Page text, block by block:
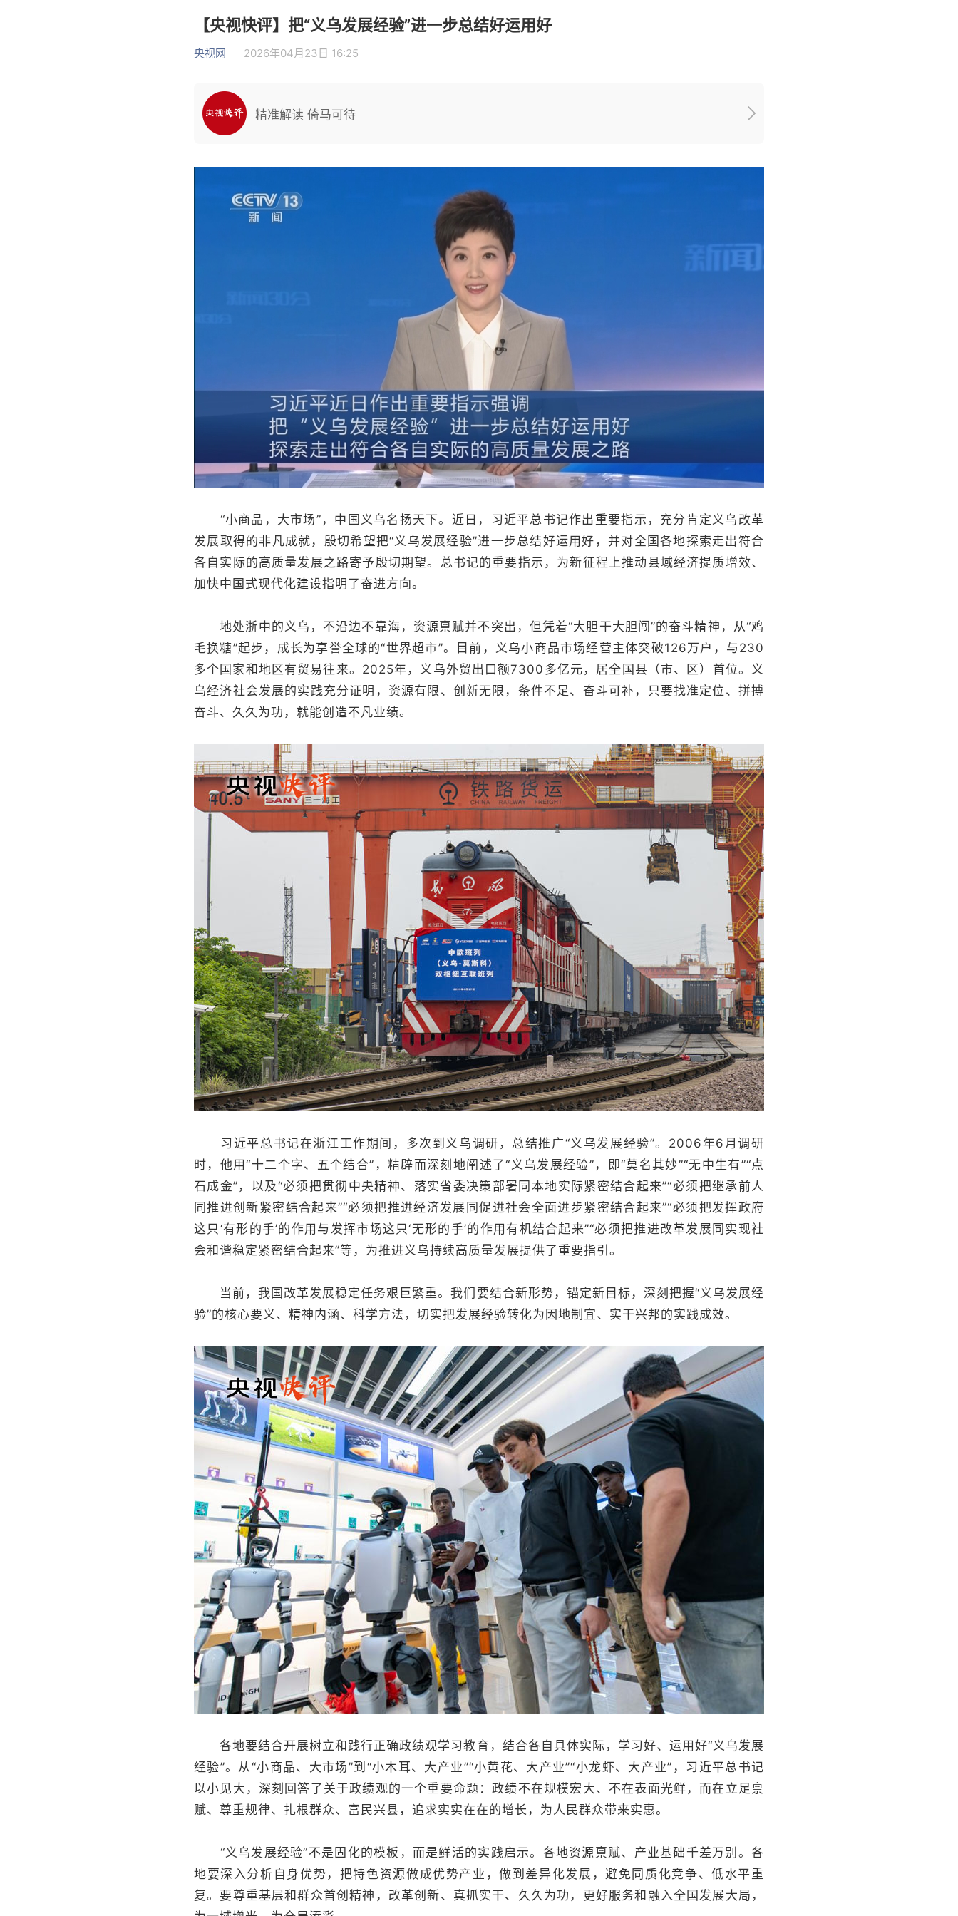
【央视快评】把“义乌发展经验”进一步总结好运用好
央视网 2026年04月23日 16:25
精准解读 倚马可待
“小商品，大市场”，中国义乌名扬天下。近日，习近平总书记作出重要指示，充分肯定义乌改革
发展取得的非凡成就，殷切希望把“义乌发展经验”进一步总结好运用好，并对全国各地探索走出符合
各自实际的高质量发展之路寄予殷切期望。总书记的重要指示，为新征程上推动县域经济提质增效、
加快中国式现代化建设指明了奋进方向。
地处浙中的义乌，不沿边不靠海，资源禀赋并不突出，但凭着“大胆干大胆闯”的奋斗精神，从“鸡
毛换糖”起步，成长为享誉全球的“世界超市”。目前，义乌小商品市场经营主体突破126万户，与230
多个国家和地区有贸易往来。2025年，义乌外贸出口额7300多亿元，居全国县（市、区）首位。义
乌经济社会发展的实践充分证明，资源有限、创新无限，条件不足、奋斗可补，只要找准定位、拼搏
奋斗、久久为功，就能创造不凡业绩。
习近平总书记在浙江工作期间，多次到义乌调研，总结推广“义乌发展经验”。2006年6月调研
时，他用“十二个字、五个结合”，精辟而深刻地阐述了“义乌发展经验”，即“莫名其妙”“无中生有”“点
石成金”，以及“必须把贯彻中央精神、落实省委决策部署同本地实际紧密结合起来”“必须把继承前人
同推进创新紧密结合起来”“必须把推进经济发展同促进社会全面进步紧密结合起来”“必须把发挥政府
这只‘有形的手’的作用与发挥市场这只‘无形的手’的作用有机结合起来”“必须把推进改革发展同实现社
会和谐稳定紧密结合起来”等，为推进义乌持续高质量发展提供了重要指引。
当前，我国改革发展稳定任务艰巨繁重。我们要结合新形势，锚定新目标，深刻把握“义乌发展经
验”的核心要义、精神内涵、科学方法，切实把发展经验转化为因地制宜、实干兴邦的实践成效。
各地要结合开展树立和践行正确政绩观学习教育，结合各自具体实际，学习好、运用好“义乌发展
经验”。从“小商品、大市场”到“小木耳、大产业”“小黄花、大产业”“小龙虾、大产业”，习近平总书记
以小见大，深刻回答了关于政绩观的一个重要命题：政绩不在规模宏大、不在表面光鲜，而在立足禀
赋、尊重规律、扎根群众、富民兴县，追求实实在在的增长，为人民群众带来实惠。
“义乌发展经验”不是固化的模板，而是鲜活的实践启示。各地资源禀赋、产业基础千差万别。各
地要深入分析自身优势，把特色资源做成优势产业，做到差异化发展，避免同质化竞争、低水平重
复。要尊重基层和群众首创精神，改革创新、真抓实干、久久为功，更好服务和融入全国发展大局，